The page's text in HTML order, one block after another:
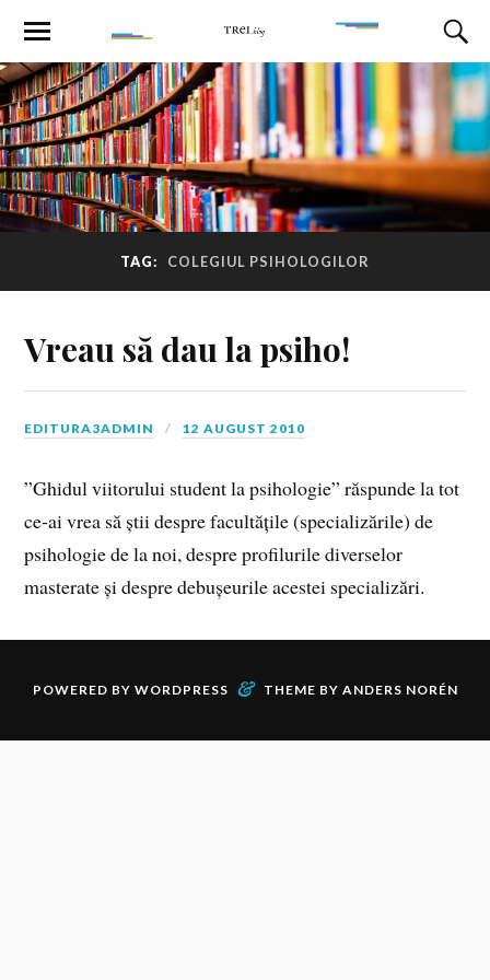
TAG: COLEGIUL PSIHOLOGILOR
Vreau să dau la psiho!
EDITURA3ADMIN 12 AUGUST 2010
”Ghidul viitorului student la psihologie” răspunde la tot
ce-ai vrea să știi despre facultățile (specializările) de
psihologie de la noi, despre profilurile diverselor
masterate și despre debușeurile acestei specializări.
POWERED BY WORDPRESS & THEME BY ANDERS NORÉN